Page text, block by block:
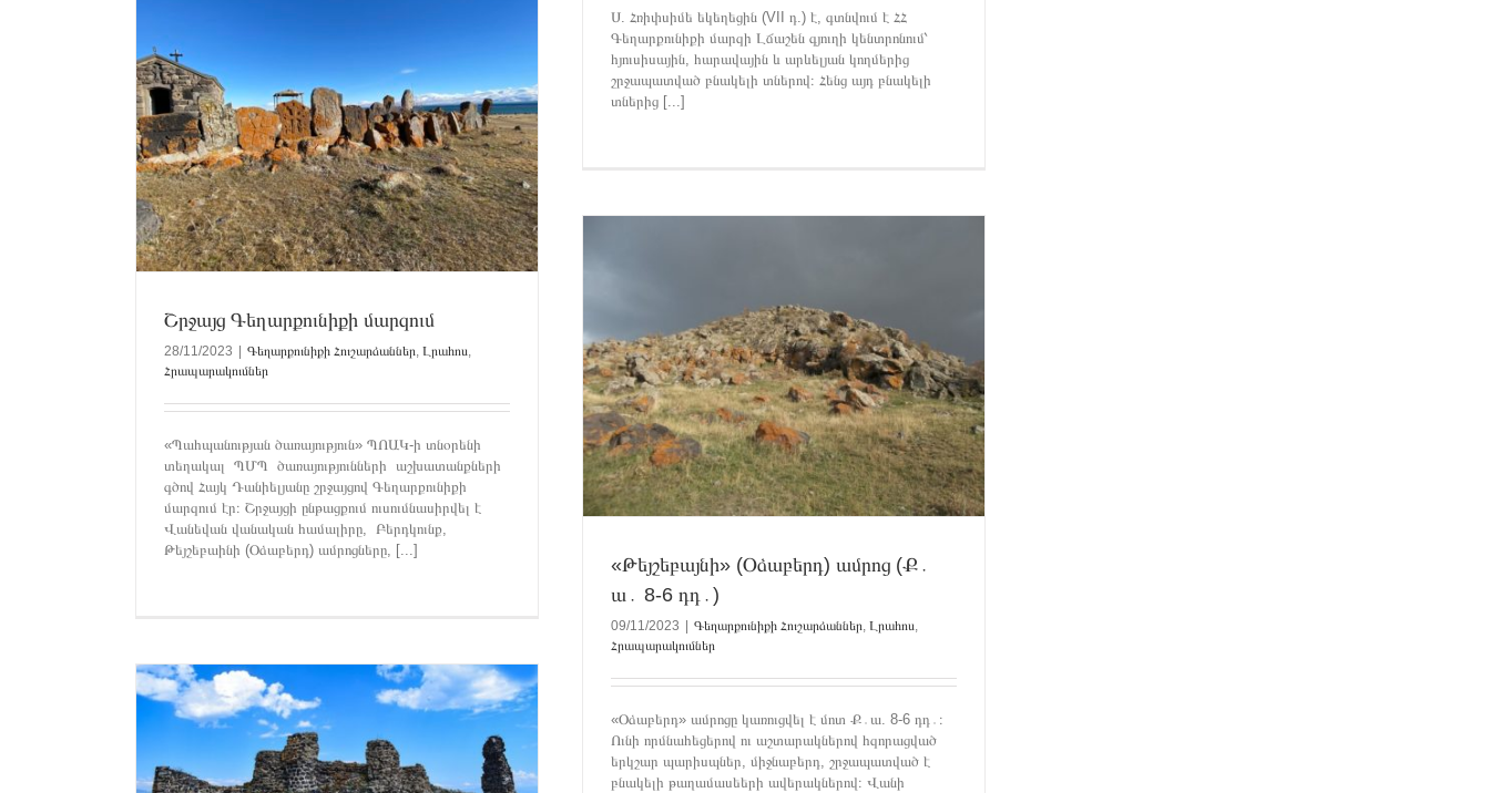
Ս. Հռիփսիմե եկեղեցին (VII դ.) է, գտնվում է ՀՀ
Գեղարքունիքի մարզի Լճաշեն գյուղի կենտրոնում՝
հյուսիսային, հարավային և արևելյան կողմերից
շրջապատված բնակելի տներով։ Հենց այդ բնակելի
տներից [...]
Շրջայց Գեղարքունիքի մարզում
28/11/2023 Գեղարքունիքի Հուշարձաններ, Լրահոս,
Հրապարակումներ
«Պահպանության ծառայություն» ՊՈԱԿ-ի տնօրենի
տեղակալ ՊՄՊ ծառայությունների աշխատանքների
գծով Հայկ Դանիելյանը շրջայցով Գեղարքունիքի
մարզում էր։ Շրջայցի ընթացքում ուսումնասիրվել է
Վանեվան վանական համալիրը, Բերդկունք,
Թեյշեբաինի (Օձաբերդ) ամրոցները, [...]
«Թեյշեբայնի» (Օձաբերդ) ամրոց (Ք․ա․ 8-6 դդ․)
Գեղարքունիքի Հուշարձաններ Լրահոս Հրապարակումներ
«Թեյշեբայնի» (Օձաբերդ) ամրոց (Ք․
ա․ 8-6 դդ․)
09/11/2023 Գեղարքունիքի Հուշարձաններ, Լրահոս,
Հրապարակումներ
«Օձաբերդ» ամրոցը կառուցվել է մոտ Ք․ա. 8-6 դդ․։
Ունի որմնահեցերով ու աշտարակներով հզորացված
երկշար պարիսպներ, միջնաբերդ, շրջապատված է
բնակելի թաղամասեերի ավերակներով։ Վանի